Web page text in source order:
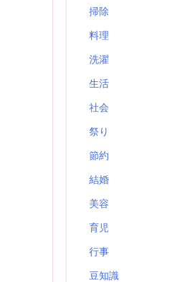
掃除
料理
洗濯
生活
社会
祭り
節約
結婚
美容
育児
行事
豆知識